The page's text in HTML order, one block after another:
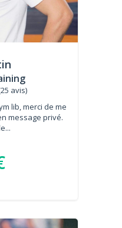
avis)
lib, merci de me
message privé.